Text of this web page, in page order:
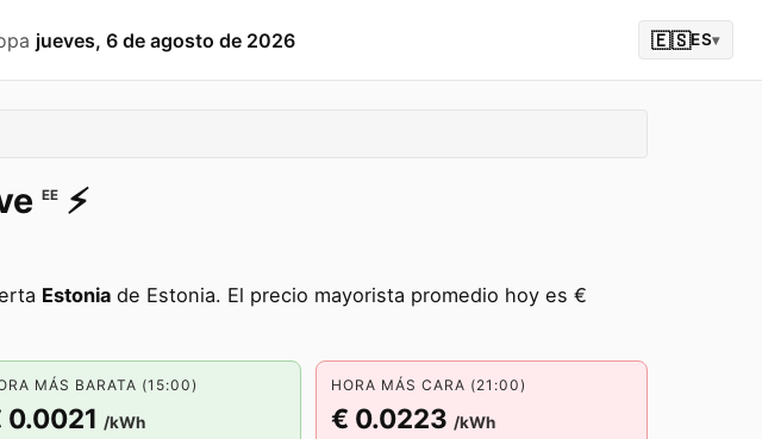
jueves, 6 de agosto de 2026 🇪🇸ES▾
EE ⚡️
Estonia de Estonia. El precio mayorista promedio hoy es €
MÁS BARATA (15:00)
0.0021 /kWh
HORA MÁS CARA (21:00)
€ 0.0223 /kWh